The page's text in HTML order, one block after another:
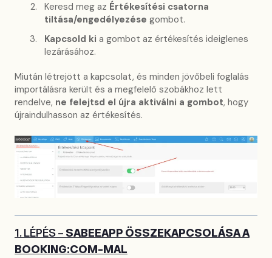
Keresd meg az Értékesítési csatorna
tiltása/engedélyezése gombot.
Kapcsold ki a gombot az értékesítés ideiglenes
lezárásához.
Miután létrejött a kapcsolat, és minden jövőbeli foglalás
importálásra került és a megfelelő szobákhoz lett
rendelve, ne felejtsd el újra aktiválni a gombot, hogy
újraindulhasson az értékesítés.
1. LÉPÉS – SABEEAPP ÖSSZEKAPCSOLÁSA A
BOOKING:COM-MAL